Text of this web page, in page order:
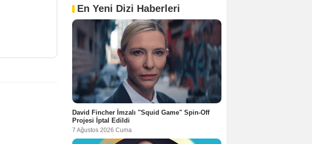
En Yeni Dizi Haberleri
David Fincher İmzalı "Squid Game" Spin-Off
Projesi İptal Edildi
7 Ağustos 2026 Cuma